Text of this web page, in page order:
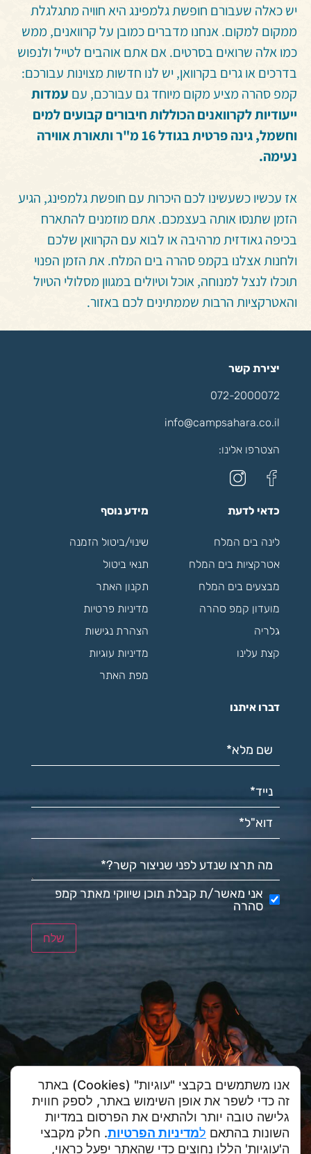
יש כאלה שעבורם חופשת גלמפינג היא חוויה מתגלגלת
ממקום למקום. אנחנו מדברים כמובן על קרוואנים, ממש
כמו אלה שרואים בסרטים. אם אתם אוהבים לטייל ולנפוש
בדרכים או גרים בקרוואן, יש לנו חדשות מצוינות עבורכם:
קמפ סהרה מציע מקום מיוחד גם עבורכם, עם עמדות
ייעודיות לקרוואנים הכוללות חיבורים קבועים למים
וחשמל, גינה פרטית בגודל 16 מ"ר ותאורת אווירה
נעימה.
אז עכשיו כשעשינו לכם היכרות עם חופשת גלמפינג, הגיע
הזמן שתנסו אותה בעצמכם. אתם מוזמנים להתארח
בכיפה גאודזית מרהיבה או לבוא עם הקרוואן שלכם
ולחנות אצלנו בקמפ סהרה בים המלח. את הזמן הפנוי
תוכלו לנצל למנוחה, אוכל וטיולים במגוון מסלולי הטיול
והאטרקציות הרבות שממתינים לכם באזור.
יצירת קשר
072-2000072
info@campsahara.co.il
הצטרפו אלינו:
כדאי לדעת
לינה בים המלח
אטרקציות בים המלח
מבצעים בים המלח
מועדון קמפ סהרה
גלריה
קצת עלינו
מידע נוסף
שינוי/ביטול הזמנה
תנאי ביטול
תקנון האתר
מדיניות פרטיות
הצהרת נגישות
מדיניות עוגיות
מפת האתר
דברו איתנו
אני מאשר/ת קבלת תוכן שיווקי מאתר קמפ סהרה
אני מאשר/ת קבלת תוכן שיווקי מאתר קמפ
סהרה
שלח
אנו משתמשים בקבצי "עוגיות" (Cookies) באתר
זה כדי לשפר את אופן השימוש באתר, לספק חווית
גלישה טובה יותר ולהתאים את הפרסום במדיות
השונות בהתאם למדיניות הפרטיות. חלק מקבצי
ה'עוגיות' הללו נחוצים כדי שהאתר יפעל כראוי,